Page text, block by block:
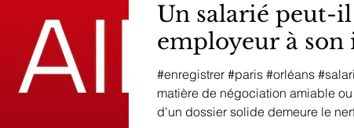
Un salarié peut-
employeur à son
#enregistrer #paris #orléans
matière de négociation amiable
d'un dossier solide demeure le